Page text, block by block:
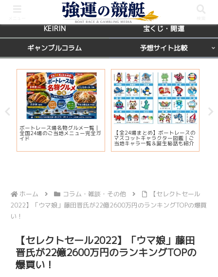
BOATRACE レース場ガイド
KEIRIN 宝くじ・開運
ギャンブルコラム 予想サイト比較
ボートレース場名物グルメ一覧｜
全国24場のご当地メニュー完全ガ
イド
【全24場まとめ】ボートレースの
マスコットキャラクター図鑑｜ご
当地キャラ一覧＆誕生秘話も紹介
ホーム コラム・雑談・その他
【セレクトセール
2022】「ウマ娘」藤田晋氏が22億2600万円のランキングTOPの爆買
い！
【セレクトセール2022】「ウマ娘」藤田
晋氏が22億2600万円のランキングTOPの
爆買い！